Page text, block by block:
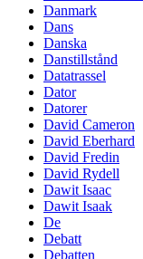
Danmark
Dans
Danska
Danstillstånd
Datatrassel
Dator
Datorer
David Cameron
David Eberhard
David Fredin
David Rydell
Dawit Isaac
Dawit Isaak
De
Debatt
Debatten